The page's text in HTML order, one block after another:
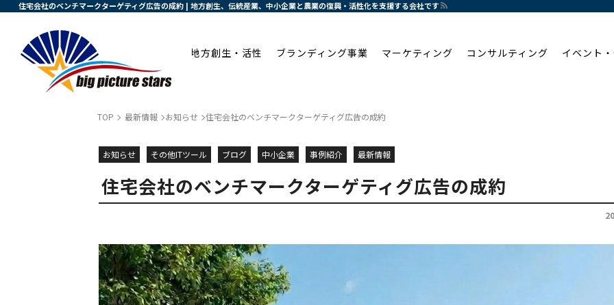
住宅会社のベンチマークターゲティグ広告の成約 | 地方創生、伝統産業、中小企業と農業の復興・活性化を支援する会社です
地方創生・活性 ブランディング事業 マーケティング コンサルティング イベント
TOP 最新情報 お知らせ 住宅会社のベンチマークターゲティグ広告の成約
お知らせ その他ITツール ブログ 中小企業 事例紹介 最新情報
住宅会社のベンチマークターゲティグ広告の成約